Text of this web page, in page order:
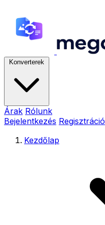
Konverterek
Árak Rólunk
Bejelentkezés Regisztráció
Kezdőlap